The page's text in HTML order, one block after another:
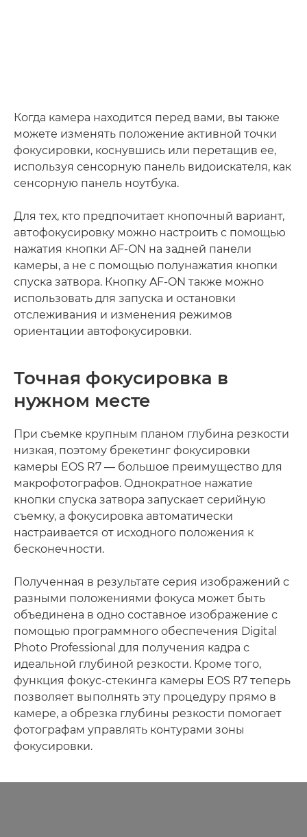
Когда камера находится перед вами, вы также
можете изменять положение активной точки
фокусировки, коснувшись или перетащив ее,
используя сенсорную панель видоискателя, как
сенсорную панель ноутбука.
Для тех, кто предпочитает кнопочный вариант,
автофокусировку можно настроить с помощью
нажатия кнопки AF-ON на задней панели
камеры, а не с помощью полунажатия кнопки
спуска затвора. Кнопку AF-ON также можно
использовать для запуска и остановки
отслеживания и изменения режимов
ориентации автофокусировки.
Точная фокусировка в
нужном месте
При съемке крупным планом глубина резкости
низкая, поэтому брекетинг фокусировки
камеры EOS R7 — большое преимущество для
макрофотографов. Однократное нажатие
кнопки спуска затвора запускает серийную
съемку, а фокусировка автоматически
настраивается от исходного положения к
бесконечности.
Полученная в результате серия изображений с
разными положениями фокуса может быть
объединена в одно составное изображение с
помощью программного обеспечения Digital
Photo Professional для получения кадра с
идеальной глубиной резкости. Кроме того,
функция фокус-стекинга камеры EOS R7 теперь
позволяет выполнять эту процедуру прямо в
камере, а обрезка глубины резкости помогает
фотографам управлять контурами зоны
фокусировки.